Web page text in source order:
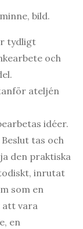
bild.
tydligt
och
ateljén
idéer.
tas och
den praktiska
inrutat
som en
att vara
en